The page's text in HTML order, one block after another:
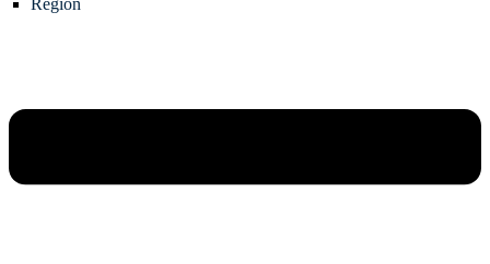
Region